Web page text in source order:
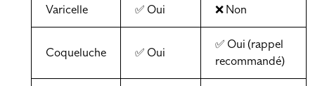
Varicelle ✅ Oui ❌ Non
Coqueluche ✅ Oui
✅ Oui (rappel
recommandé)